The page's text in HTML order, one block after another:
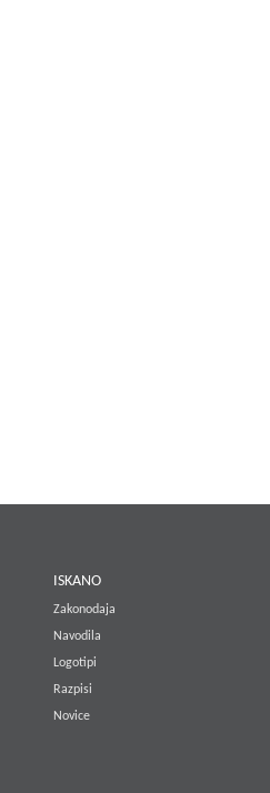
ISKANO
Zakonodaja
Navodila
Logotipi
Razpisi
Novice